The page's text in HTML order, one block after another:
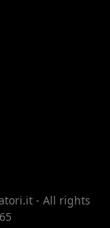
- All rights